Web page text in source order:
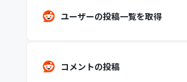
ユーザーの投稿一覧を取得
コメントの投稿